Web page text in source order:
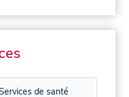
de santé